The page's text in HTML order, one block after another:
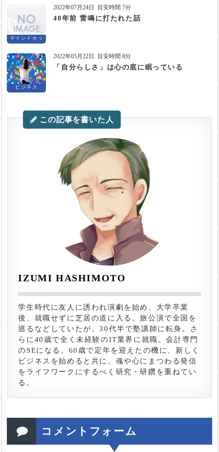
マインドセッ
ト
2022年07月24日 目安時間 7分
40年前 雷鳴に打たれた話
ビジネス
2022年05月22日 目安時間 8分
「自分らしさ」は心の底に眠っている
この記事を書いた人
IZUMI HASHIMOTO
学生時代に友人に誘われ演劇を始め、大学卒業
後、就職せずに芝居の道に入る。旅公演で全国を
巡るなどしていたが、30代半で塾講師に転身。さ
らに40歳で全く未経験のIT業界に就職。会計専門
のSEになる。60歳で定年を迎えたの機に、新しく
ビジネスを始めると共に、魂や心にまつわる発信
をライフワークにするべく研究・研鑽を重ねてい
る。
コメントフォーム